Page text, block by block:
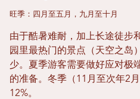
旺季：四月至五月，九月至十月
由于酷暑难耐，加上长途徒步
园里最热门的景点（天空之岛
少。夏季游客需要做好应对极
的准备。冬季（11月至次年2
12%。